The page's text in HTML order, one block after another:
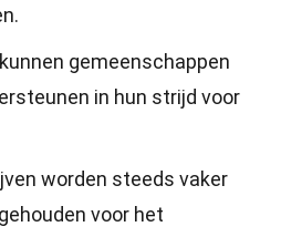
gemeenschappen
in hun strijd voor
worden steeds vaker
voor het